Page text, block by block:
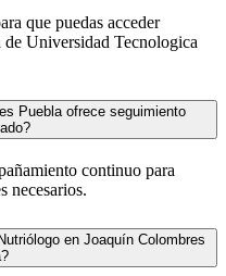
que puedas acceder
de Universidad Tecnologica
Puebla ofrece seguimiento
continuo para
necesarios.
en Joaquín Colombres